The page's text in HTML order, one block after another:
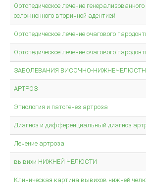
Ортопедическое лечение
осложненного вторичной адентией
Ортопедическое лечение очагового
Ортопедическое лечение очагового
ЗАБОЛЕВАНИЯ ВИСОЧНО-
АРТРОЗ
Этиология и патогенез артроза
Диагноз и дифференциальный диагноз
Лечение артроза
вывихи НИЖНЕЙ ЧЕЛЮСТИ
Клиническая картина вывихов нижней